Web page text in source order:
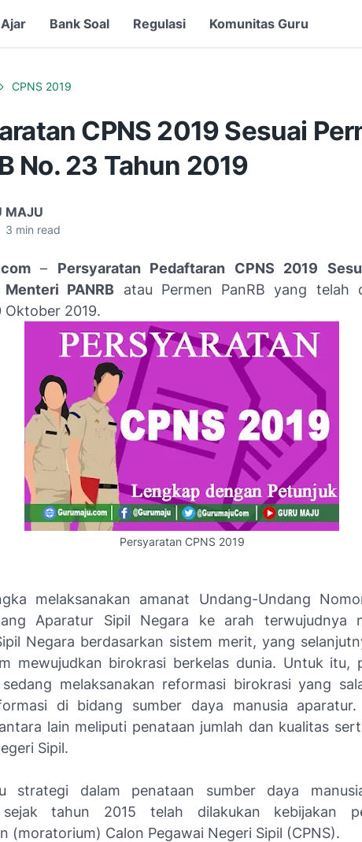
Bank Soal Regulasi Komunitas Guru
CPNS 2019
CPNS 2019 Sesuai
No. 23 Tahun 2019
MAJU
3 min read
– Persyaratan Pedaftaran CPNS 2019
PANRB atau Permen PanRB yang telah
Oktober 2019.
Persyaratan CPNS 2019
melaksanakan amanat Undang-Undang
Aparatur Sipil Negara ke arah terwujudnya
Negara berdasarkan sistem merit, yang
mewujudkan birokrasi berkelas dunia. Untuk itu,
melaksanakan reformasi birokrasi yang
di bidang sumber daya manusia aparatur.
lain meliputi penataan jumlah dan kualitas
Sipil.
strategi dalam penataan sumber daya
tahun 2015 telah dilakukan kebijakan
(moratorium) Calon Pegawai Negeri Sipil (CPNS).